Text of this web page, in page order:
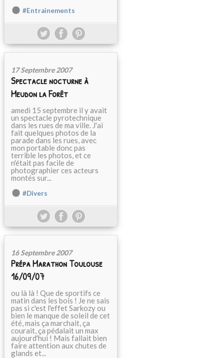
#Entrainements
17 Septembre 2007
Spectacle nocturne à
Meudon la Forêt
amedi 15 septembre il y avait
un spectacle pyrotechnique
dans les rues de ma ville. J'ai
fait quelques photos de la
parade dans les rues, avec
mon portable donc pas
terrible les photos, et ce
n'était pas facile de
photographier ces acteurs
montés sur...
#Divers
16 Septembre 2007
Prépa Marathon Toulouse
16/09/07
ou là là ! Que de sportifs ce
matin dans les bois ! Je ne sais
pas si c'est l'effet Sarkozy ou
bien le manque de soleil de cet
été, mais ça marchait, ça
courait, ça pédalait un max
aujourd'hui ! Mais fallait bien
faire attention aux chutes de
glands et...